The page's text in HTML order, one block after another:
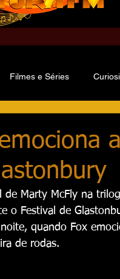
Filmes e Séries
de Marty McFly na
o Festival de
quando Fox
de rodas.